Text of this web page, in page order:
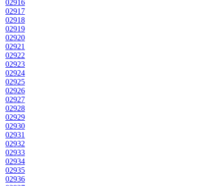
02916
02917
02918
02919
02920
02921
02922
02923
02924
02925
02926
02927
02928
02929
02930
02931
02932
02933
02934
02935
02936